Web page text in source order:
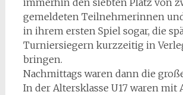
gemeldeten Teilnehmerinnen
in ihrem ersten Spiel sogar, die
Turniersiegern kurzzeitig in
bringen.
Nachmittags waren dann die
In der Altersklasse U17 waren mit